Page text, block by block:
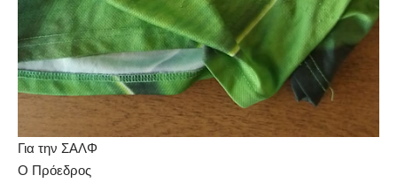
Για την ΣΑΛΦ
Ο Πρόεδρος